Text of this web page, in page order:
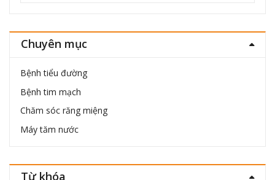
Chuyên mục
Bệnh tiểu đường
Bệnh tim mạch
Chăm sóc răng miệng
Máy tăm nước
Từ khóa